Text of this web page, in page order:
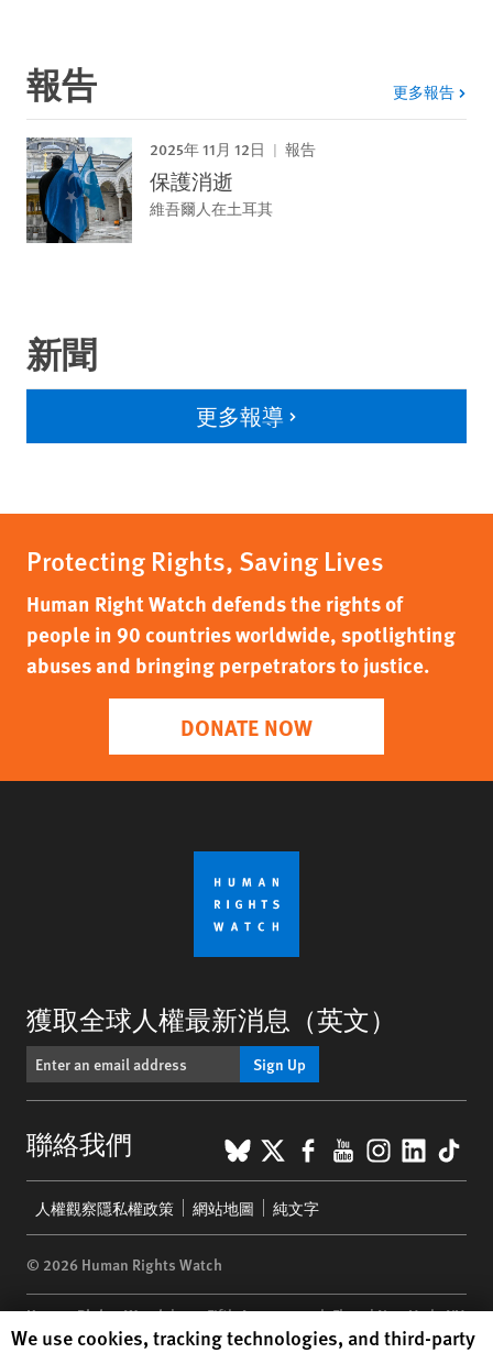
報告 更多報告
2025年 11月 12日 報告
保護消逝
維吾爾人在土耳其
新聞
更多報導
Protecting Rights, Saving Lives
Human Right Watch defends the rights of
people in 90 countries worldwide, spotlighting
abuses and bringing perpetrators to justice.
DONATE NOW
獲取全球人權最新消息（英文）
Sign Up
聯絡我們 BlueSky
X Facebook
YouTube
menu
人權觀察隱私權政策 網站地圖 純文字
© 2026 Human Rights Watch
Human Rights Watch| 350 Fifth Avenue, 34th Floor | New York,NY
10118-3299USA|t 1.212.290.4700
Human Rights Watch cookie preferences
We use cookies, tracking technologies, and third-party